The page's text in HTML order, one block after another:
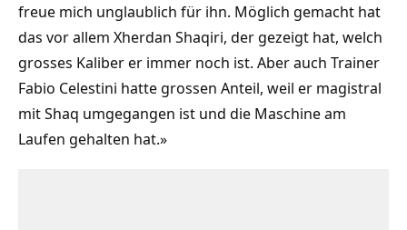
freue mich unglaublich für ihn. Möglich gemacht hat
das vor allem Xherdan Shaqiri, der gezeigt hat, welch
grosses Kaliber er immer noch ist. Aber auch Trainer
Fabio Celestini hatte grossen Anteil, weil er magistral
mit Shaq umgegangen ist und die Maschine am
Laufen gehalten hat.»